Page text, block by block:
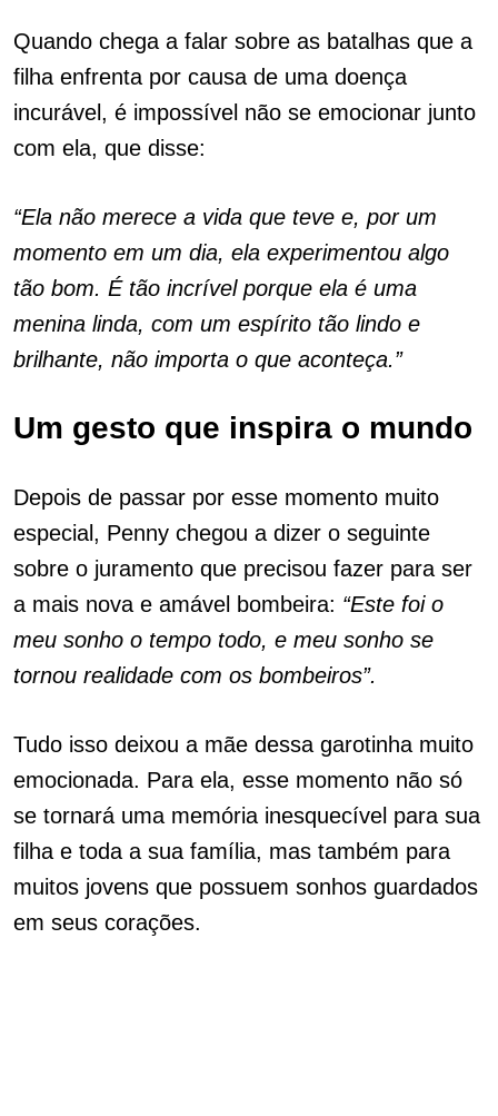
Quando chega a falar sobre as batalhas que a
filha enfrenta por causa de uma doença
incurável, é impossível não se emocionar junto
com ela, que disse:
“Ela não merece a vida que teve e, por um
momento em um dia, ela experimentou algo
tão bom. É tão incrível porque ela é uma
menina linda, com um espírito tão lindo e
brilhante, não importa o que aconteça.”
Um gesto que inspira o mundo
Depois de passar por esse momento muito
especial, Penny chegou a dizer o seguinte
sobre o juramento que precisou fazer para ser
a mais nova e amável bombeira: “Este foi o
meu sonho o tempo todo, e meu sonho se
tornou realidade com os bombeiros”.
Tudo isso deixou a mãe dessa garotinha muito
emocionada. Para ela, esse momento não só
se tornará uma memória inesquecível para sua
filha e toda a sua família, mas também para
muitos jovens que possuem sonhos guardados
em seus corações.